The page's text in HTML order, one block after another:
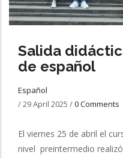
Salida
de español
Español
/29 April 2025 /0 Comments
El viernes 25 de abril el
nivel preintermedio